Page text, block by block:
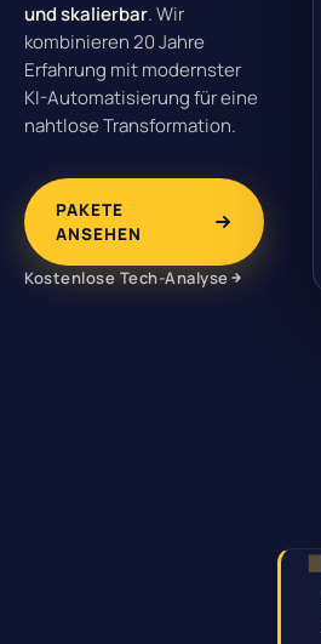
und skalierbar. Wir
kombinieren 20 Jahre
Erfahrung mit modernster
KI-Automatisierung für eine
nahtlose Transformation.
PAKETE
ANSEHEN
Kostenlose Tech-Analyse